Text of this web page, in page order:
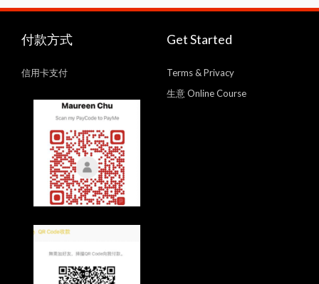
付款方式
信用卡支付
Get Started
Terms & Privacy
生意 Online Course